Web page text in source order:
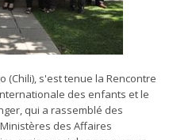
(Chili), s'est tenue la Rencontre
des enfants et le
qui a rassemblé des
des Affaires